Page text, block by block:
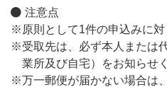
注意点
※原則として1件の申込みに対
※受取先は、必ず本人または
業所及び自宅）をお知らせ
※万一郵便が届かない場合は